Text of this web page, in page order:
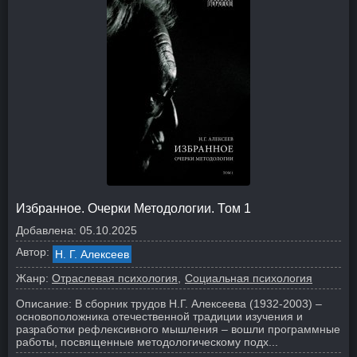
Избранное. Очерки Методологии. Том 1
Добавлена: 05.10.2025
Автор: Н. Г. Алексеев
Жанр: Отраслевая психология
Социальная психология
Описание: В сборник трудов Н.Г. Алексеева (1932-2003) –
основоположника отечественной традиции изучения и
разработки рефлексивного мышления – вошли программные
работы, посвященные методологическому подх...